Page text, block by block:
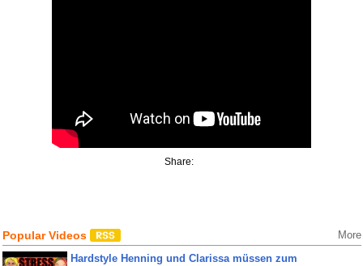
Share:
Popular Videos More
Hardstyle Henning und Clarissa müssen zum